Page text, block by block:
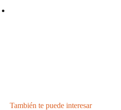
También te puede interesar